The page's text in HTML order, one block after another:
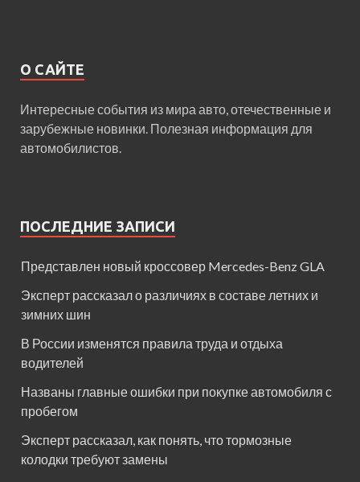
О САЙТЕ
Интересные события из мира авто, отечественные и
зарубежные новинки. Полезная информация для
автомобилистов.
ПОСЛЕДНИЕ ЗАПИСИ
Представлен новый кроссовер Mercedes-Benz GLA
Эксперт рассказал о различиях в составе летних и
зимних шин
В России изменятся правила труда и отдыха
водителей
Названы главные ошибки при покупке автомобиля с
пробегом
Эксперт рассказал, как понять, что тормозные
колодки требуют замены